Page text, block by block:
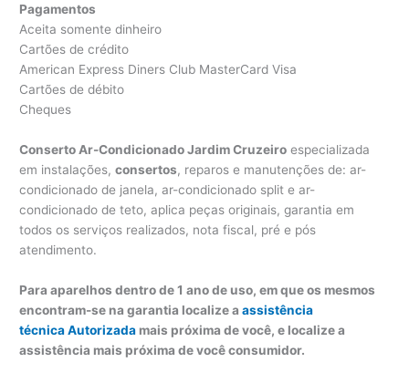
Pagamentos
Aceita somente dinheiro
Cartões de crédito
American Express Diners Club MasterCard Visa
Cartões de débito
Cheques
Conserto Ar-Condicionado Jardim Cruzeiro especializada
em instalações,consertos, reparos e manutenções de: ar-
condicionado de janela, ar-condicionado split e ar-
condicionado de teto, aplica peças originais, garantia em
todos os serviços realizados, nota fiscal, pré e pós
atendimento.
Para aparelhos dentro de 1 ano de uso, em que os mesmos
encontram-se na garantia localize aassistência
técnica Autorizada mais próxima de você, e localize a
assistência mais próxima de você consumidor.